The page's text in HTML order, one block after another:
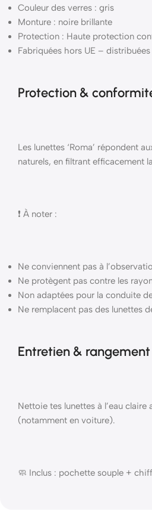
Couleur des verres : gris
Monture : noire brillante
Protection : Haute protection
Fabriquées hors UE –
Protection &
Les lunettes ‘Roma’ répondent
naturels, en filtrant efficacement
❗ À noter :
Ne conviennent pas à
Ne protègent pas contre les
Non adaptées pour la conduite
Ne remplacent pas des lunettes
Entretien & rangement
Nettoie tes lunettes à l’eau
(notamment en voiture).
🧼 Inclus : pochette souple +